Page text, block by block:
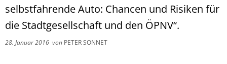
selbstfahrende Auto: Chancen und Risiken für
die Stadtgesellschaft und den ÖPNV“.
28. Januar 2016 von PETER SONNET